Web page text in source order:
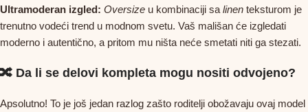
Ultramoderan izgled: Oversize u kombinaciji sa linen teksturom je
trenutno vodeći trend u modnom svetu. Vaš mališan će izgledati
moderno i autentično, a pritom mu ništa neće smetati niti ga stezati.
🔀 Da li se delovi kompleta mogu nositi odvojeno?
Apsolutno! To je još jedan razlog zašto roditelji obožavaju ovaj model